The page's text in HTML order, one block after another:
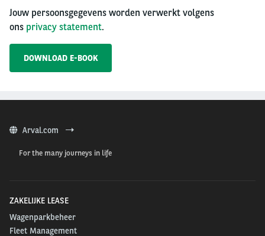
Jouw persoonsgegevens worden verwerkt volgens
ons privacy statement.
Arval.com
For the many journeys in life
ZAKELIJKE LEASE
Wagenparkbeheer
Fleet Management